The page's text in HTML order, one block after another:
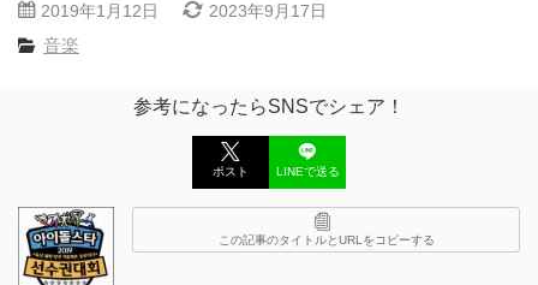
2019年1月12日 2023年9月17日
音楽
参考になったらSNSでシェア！
ポスト LINEで送る
この記事のタイトルとURLをコピーする